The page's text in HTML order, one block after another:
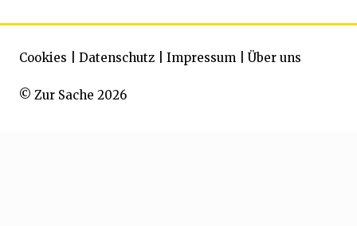
© Zur Sache 2026
Cookies Datenschutz Impressum Über uns